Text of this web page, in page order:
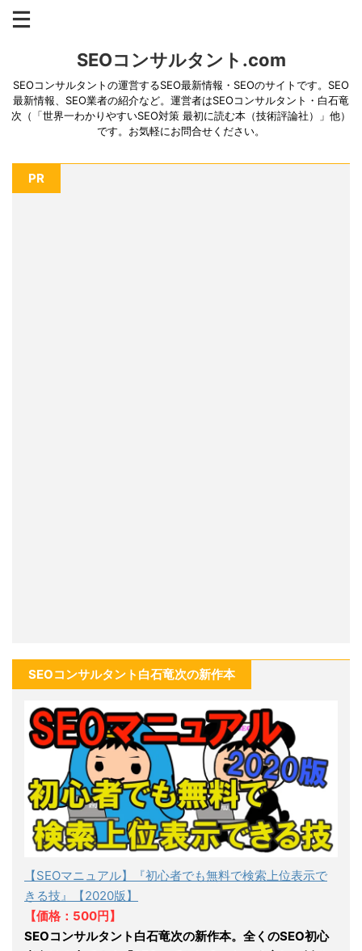
SEOコンサルタント.com
SEOコンサルタントの運営するSEO最新情報・SEOのサイトです。SEO
最新情報、SEO業者の紹介など。運営者はSEOコンサルタント・白石竜
次（「世界一わかりやすいSEO対策 最初に読む本（技術評論社）」他）
です。お気軽にお問合せください。
PR
SEOコンサルタント白石竜次の新作本
【SEOマニュアル】『初心者でも無料で検索上位表示で
きる技』【2020版】
【価格：500円】
SEOコンサルタント白石竜次の新作本。全くのSEO初心